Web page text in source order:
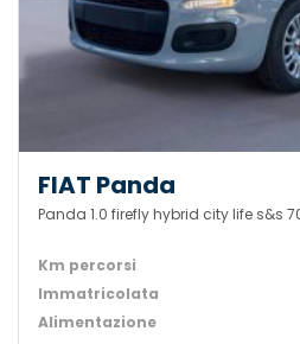
FIAT Panda
Panda 1.0 firefly hybrid city life s&s
Km percorsi
Immatricolata
Alimentazione